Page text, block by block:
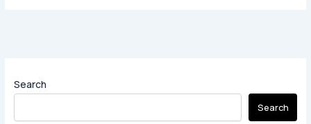
Search
Search